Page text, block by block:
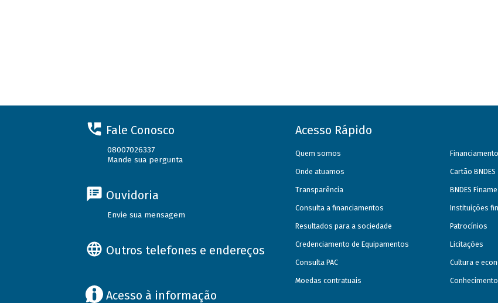
Fale Conosco
08007026337
Mande sua pergunta
Ouvidoria
Envie sua mensagem
Outros telefones e endereços
Acesso à informação
Acesso Rápido
Quem somos
Onde atuamos
Transparência
Consulta a financiamentos
Resultados para a sociedade
Credenciamento de Equipamentos
Consulta PAC
Moedas contratuais
Cartão BNDES
BNDES Finame
Instituições
Patrocínios
Licitações
Cultura e
Conhecimento